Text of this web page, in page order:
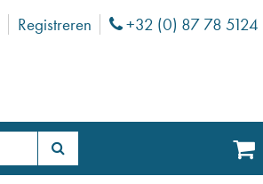
Registreren Phone
+32 (0) 87 78 5124